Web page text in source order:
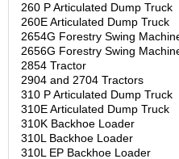
260 P Articulated Dump Truck
260E Articulated Dump Truck
2654G Forestry Swing
2656G Forestry Swing
2854 Tractor
2904 and 2704 Tractors
310 P Articulated Dump Truck
310E Articulated Dump Truck
310K Backhoe Loader
310L Backhoe Loader
310L EP Backhoe Loader